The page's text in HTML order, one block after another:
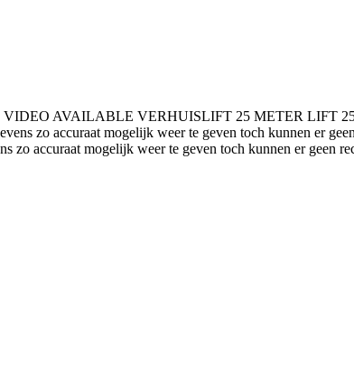
: 5 VIDEO AVAILABLE VERHUISLIFT 25 METER
zo accuraat mogelijk weer te geven toch kunnen er
accuraat mogelijk weer te geven toch kunnen er geen